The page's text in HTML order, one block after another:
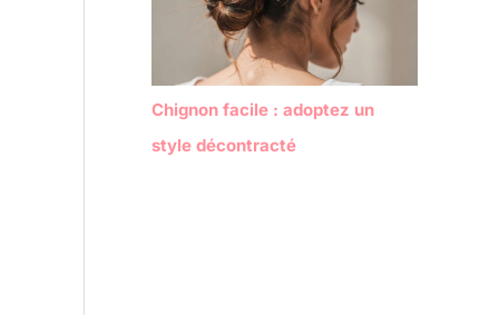
Chignon facile : adoptez un
style décontracté